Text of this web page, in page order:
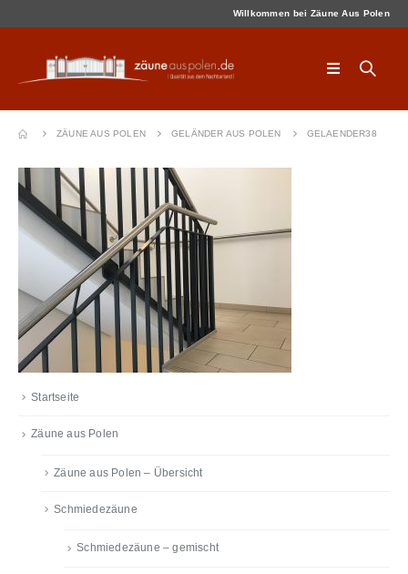
Willkommen bei Zäune Aus Polen
ZÄUNE AUS POLEN GELÄNDER AUS POLEN GELAENDER38
Startseite
Zäune aus Polen
Zäune aus Polen – Übersicht
Schmiedezäune
Schmiedezäune – gemischt